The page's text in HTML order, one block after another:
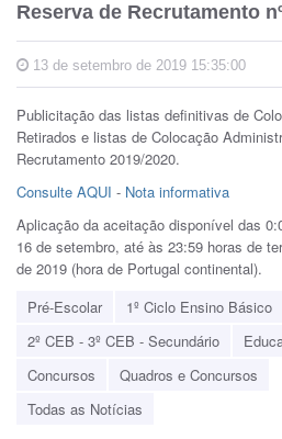
Reserva de Recrutamento
13 de setembro de 2019 15:35:00
Publicitação das listas definitivas de
Retirados e listas de Colocação
Recrutamento 2019/2020.
Consulte AQUI - Nota informativa
Aplicação da aceitação disponível das
16 de setembro, até às 23:59 horas de
de 2019 (hora de Portugal continental).
Pré-Escolar
1º Ciclo Ensino Básico
2º CEB - 3º CEB - Secundário
Concursos
Quadros e Concursos
Todas as Notícias